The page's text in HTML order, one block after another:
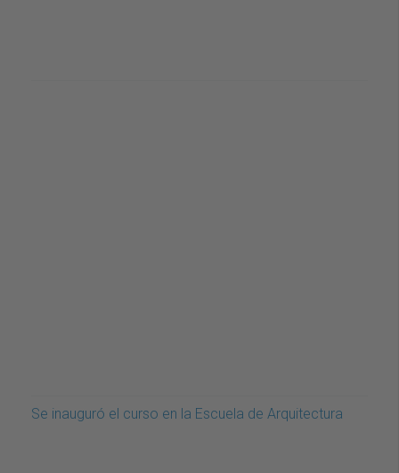
Se inauguró el curso en la Escuela de Arquitectura